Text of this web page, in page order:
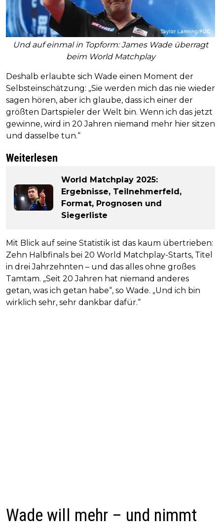
Und auf einmal in Topform: James Wade überragt
beim World Matchplay
Deshalb erlaubte sich Wade einen Moment der
Selbsteinschätzung: „Sie werden mich das nie wieder
sagen hören, aber ich glaube, dass ich einer der
größten Dartspieler der Welt bin. Wenn ich das jetzt
gewinne, wird in 20 Jahren niemand mehr hier sitzen
und dasselbe tun.“
Weiterlesen
World Matchplay 2025:
Ergebnisse, Teilnehmerfeld,
Format, Prognosen und
Siegerliste
Mit Blick auf seine Statistik ist das kaum übertrieben:
Zehn Halbfinals bei 20 World Matchplay-Starts, Titel
in drei Jahrzehnten – und das alles ohne großes
Tamtam. „Seit 20 Jahren hat niemand anderes
getan, was ich getan habe“, so Wade. „Und ich bin
wirklich sehr, sehr dankbar dafür.“
Wade will mehr – und nimmt